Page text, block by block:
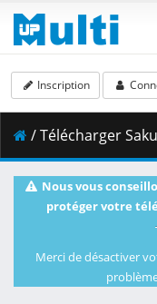
Inscription
/ Télécharger
Nous vous
protéger votre
Merci de désactiver